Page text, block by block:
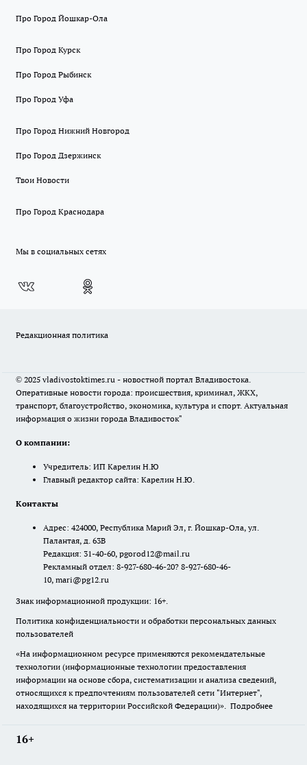
Про Город Йошкар-Ола
Про Город Курск
Про Город Рыбинск
Про Город Уфа
Про Город Нижний Новгород
Про Город Дзержинск
Твои Новости
Про Город Краснодара
Мы в социальных сетях
Редакционная политика
© 2025 vladivostoktimes.ru - новостной портал Владивостока.
Оперативные новости города: происшествия, криминал, ЖКХ,
транспорт, благоустройство, экономика, культура и спорт. Актуальная
информация о жизни города Владивосток"
О компании:
Учредитель: ИП Карелин Н.Ю
Главный редактор сайта: Карелин Н.Ю.
Контакты
Адрес: 424000, Республика Марий Эл, г. Йошкар-Ола, ул.
Палантая, д. 63В
Редакция: 31-40-60, pgorod12@mail.ru
Рекламный отдел: 8-927-680-46-20? 8-927-680-46-
10, mari@pg12.ru
Знак информационной продукции: 16+.
Политика конфиденциальности и обработки персональных данных
пользователей
«На информационном ресурсе применяются рекомендательные
технологии (информационные технологии предоставления
информации на основе сбора, систематизации и анализа сведений,
относящихся к предпочтениям пользователей сети "Интернет",
находящихся на территории Российской Федерации)». Подробнее
16+